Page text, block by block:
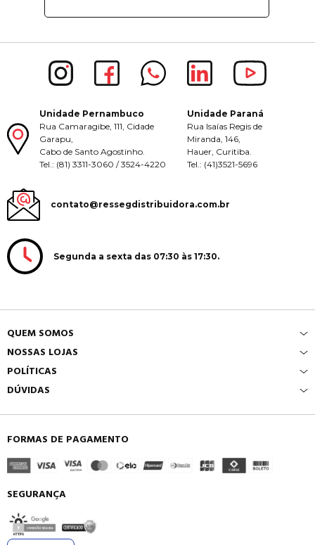
Unidade Pernambuco
Rua Camaragibe, 111, Cidade
Garapu,
Cabo de Santo Agostinho.
Tel.: (81) 3311-3060 / 3524-4220
Unidade Paraná
Rua Isaías Regis de
Miranda, 146,
Hauer, Curitiba.
Tel.: (41)3521-5696
contato@ressegdistribuidora.com.br
Segunda a sexta das 07:30 às 17:30.
QUEM SOMOS
NOSSAS LOJAS
POLÍTICAS
DÚVIDAS
FORMAS DE PAGAMENTO
SEGURANÇA